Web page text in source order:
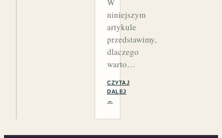
niniejszym
artykule
przedstawimy,
dlaczego
warto…
CZYTAJ
DALEJ
→